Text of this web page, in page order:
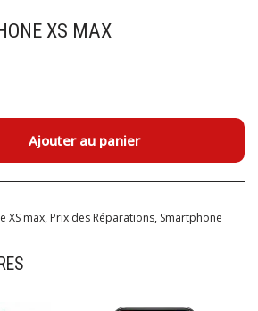
XS MAX
Ajouter au panier
XS max, Prix des Réparations, Smartphone